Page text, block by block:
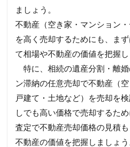
ましょう。
不動産（空き家・マンション・
を高く売却するためにも、ま
て相場や不動産の価値を把握し
特に、相続の遺産分割・離
ン滞納の任意売却で不動産（
戸建て・土地など）を売却を
しでも高い価格で売却するた
査定で不動産売却価格の見積
不動産の価値を把握しましょう